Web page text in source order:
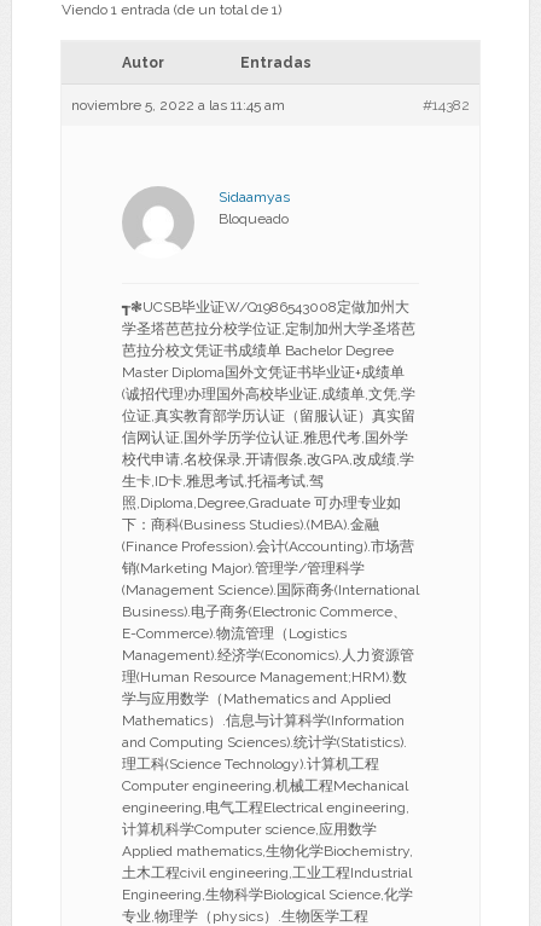
Viendo 1 entrada (de un total de 1)
Autor Entradas
noviembre 5, 2022 a las 11:45 am #14382
Sidaamyas
Bloqueado
┱❃UCSB毕业证W/Q1986543008定做加州大
学圣塔芭芭拉分校学位证,定制加州大学圣塔芭
芭拉分校文凭证书成绩单 Bachelor Degree
Master Diploma国外文凭证书毕业证+成绩单
(诚招代理)办理国外高校毕业证,成绩单,文凭,学
位证,真实教育部学历认证（留服认证）真实留
信网认证,国外学历学位认证,雅思代考,国外学
校代申请,名校保录,开请假条,改GPA,改成绩,学
生卡,ID卡,雅思考试,托福考试,驾
照,Diploma,Degree,Graduate 可办理专业如
下：商科(Business Studies).(MBA).金融
(Finance Profession).会计(Accounting).市场营
销(Marketing Major).管理学/管理科学
(Management Science).国际商务(International
Business).电子商务(Electronic Commerce、
E-Commerce).物流管理（Logistics
Management).经济学(Economics).人力资源管
理(Human Resource Management;HRM).数
学与应用数学（Mathematics and Applied
Mathematics）.信息与计算科学(Information
and Computing Sciences).统计学(Statistics).
理工科(Science Technology).计算机工程
Computer engineering,机械工程Mechanical
engineering,电气工程Electrical engineering,
计算机科学Computer science,应用数学
Applied mathematics,生物化学Biochemistry,
土木工程civil engineering,工业工程Industrial
Engineering,生物科学Biological Science,化学
专业,物理学（physics）.生物医学工程